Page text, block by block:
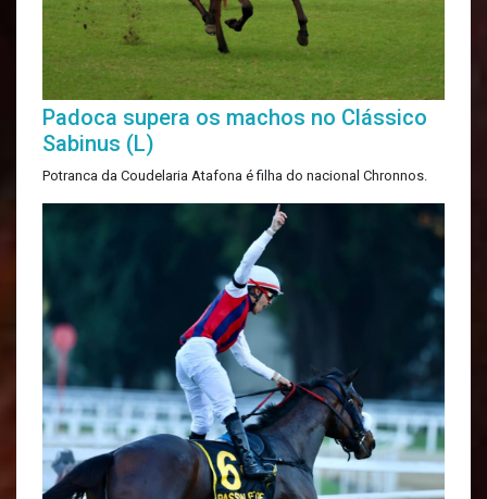
Padoca supera os machos no Clássico
Sabinus (L)
Potranca da Coudelaria Atafona é filha do nacional Chronnos.